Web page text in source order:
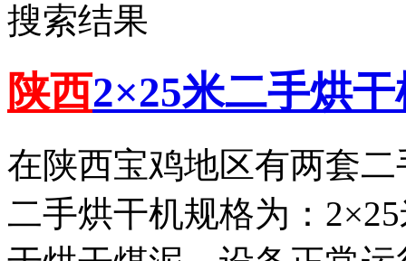
搜索结果
陕西2×25米二手烘
在陕西宝鸡地区有两套
二手烘干机规格为：